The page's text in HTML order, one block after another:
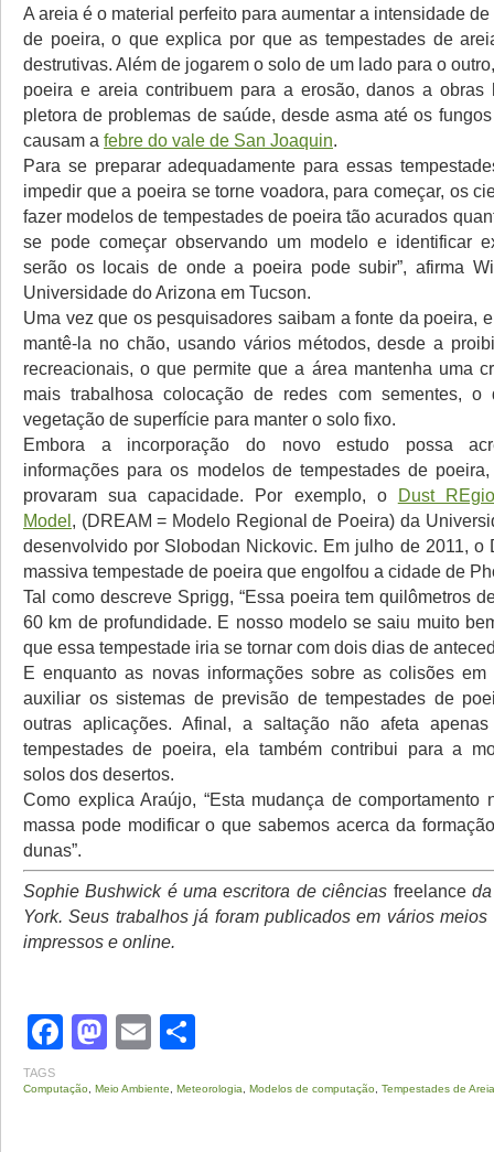
A areia é o material perfeito para aumentar a intensidade
de poeira, o que explica por que as tempestades de
destrutivas. Além de jogarem o solo de um lado para o
poeira e areia contribuem para a erosão, danos a obras
pletora de problemas de saúde, desde asma até os
causam a febre do vale de San Joaquin.
Para se preparar adequadamente para essas
impedir que a poeira se torne voadora, para começar, os
fazer modelos de tempestades de poeira tão acurados
se pode começar observando um modelo e identificar
serão os locais de onde a poeira pode subir”, afirma
Universidade do Arizona em Tucson.
Uma vez que os pesquisadores saibam a fonte da poeira,
mantê-la no chão, usando vários métodos, desde a
recreacionais, o que permite que a área mantenha uma
mais trabalhosa colocação de redes com sementes, o
vegetação de superfície para manter o solo fixo.
Embora a incorporação do novo estudo possa
informações para os modelos de tempestades de
provaram sua capacidade. Por exemplo, o
Dust
Model , (DREAM = Modelo Regional de Poeira) da
desenvolvido por Slobodan Nickovic. Em julho de 2011, o
massiva tempestade de poeira que engolfou a cidade de
Tal como descreve Sprigg, “Essa poeira tem quilômetros
60 km de profundidade. E nosso modelo se saiu muito
que essa tempestade iria se tornar com dois dias de
E enquanto as novas informações sobre as colisões
auxiliar os sistemas de previsão de tempestades de
outras aplicações. Afinal, a saltação não afeta
tempestades de poeira, ela também contribui para a
solos dos desertos.
Como explica Araújo, “Esta mudança de comportamento
massa pode modificar o que sabemos acerca da
dunas”.
Sophie Bushwick é uma escritora de ciências freelanceda
York. Seus trabalhos já foram publicados em vários
impressos e online.
Facebook
Mastodon
Email
TAGS
Computação, Meio Ambiente, Meteorologia, Modelos de computação, Tempestades de Areia